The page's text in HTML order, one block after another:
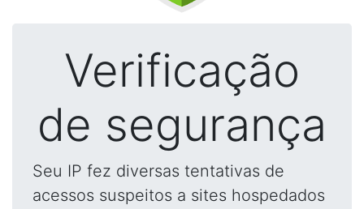
Verificação
de segurança
Seu IP fez diversas tentativas de
acessos suspeitos a sites hospedados